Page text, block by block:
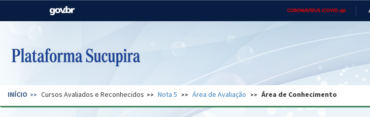
CORONAVÍRUS (COVID-19)
Casa Civil
Pecuária e Abastecimento
Ministério do Desenvolvimento
Regional
Secretaria de Governo Gabinete de Segurança Advocacia-Geral da União Banco
INÍCIO Cursos Avaliados e Reconhecidos Nota 5 Área de Avaliação Área de Conhecimento